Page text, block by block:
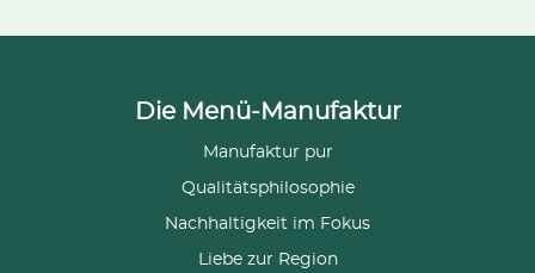
Die Menü-Manufaktur
Manufaktur pur
Qualitätsphilosophie
Nachhaltigkeit im Fokus
Liebe zur Region